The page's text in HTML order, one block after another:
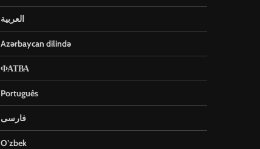
العربية
Azərbaycan dilində
ФАТВА
Português
فارسی
O’zbek